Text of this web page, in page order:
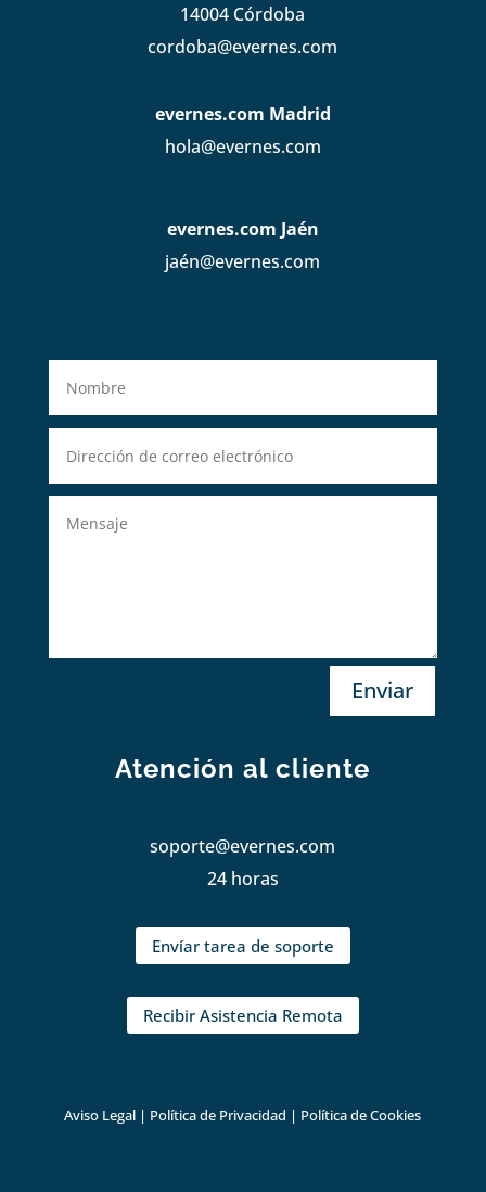
14004 Córdoba
cordoba@evernes.com
evernes.com Madrid
hola@evernes.com
evernes.com Jaén
jaén@evernes.com
Enviar
Atención al cliente
soporte@evernes.com
24 horas
Envíar tarea de soporte
Recibir Asistencia Remota
Aviso Legal | Política de Privacidad | Política de Cookies